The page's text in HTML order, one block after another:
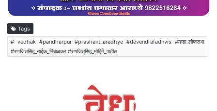
e
b
o
o
er l
s
p
p
e
Tags
# vedhak #pandharpur #prashant_aradhye #devendrafadnvis #माढा_लोकसभा
#रणजितसिंह_नाईक_निंबाळकर #रणजितसिंह_मोहिते_पाटील